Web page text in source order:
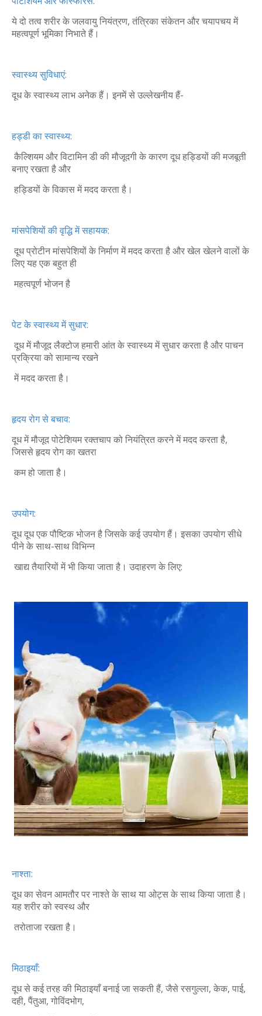
ये दो तत्व शरीर के जलवायु नियंत्रण, तंत्रिका संकेतन और चयापचय में
महत्वपूर्ण भूमिका निभाते हैं।
स्वास्थ्य सुविधाएं:
दूध के स्वास्थ्य लाभ अनेक हैं। इनमें से उल्लेखनीय हैं-
हड्डी का स्वास्थ्य:
कैल्शियम और विटामिन डी की मौजूदगी के कारण दूध हड्डियों की मजबूती
बनाए रखता है और
हड्डियों के विकास में मदद करता है।
मांसपेशियों की वृद्धि में सहायक:
दूध प्रोटीन मांसपेशियों के निर्माण में मदद करता है और खेल खेलने वालों के
लिए यह एक बहुत ही
महत्वपूर्ण भोजन है
पेट के स्वास्थ्य में सुधार:
दूध में मौजूद लैक्टोज हमारी आंत के स्वास्थ्य में सुधार करता है और पाचन
प्रक्रिया को सामान्य रखने
में मदद करता है।
हृदय रोग से बचाव:
दूध में मौजूद पोटेशियम रक्तचाप को नियंत्रित करने में मदद करता है,
जिससे हृदय रोग का खतरा
कम हो जाता है।
उपयोग:
दूध दूध एक पौष्टिक भोजन है जिसके कई उपयोग हैं। इसका उपयोग सीधे
पीने के साथ-साथ विभिन्न
खाद्य तैयारियों में भी किया जाता है। उदाहरण के लिए:
नाश्ता:
दूध का सेवन आमतौर पर नाश्ते के साथ या ओट्स के साथ किया जाता है।
यह शरीर को स्वस्थ और
तरोताजा रखता है।
मिठाइयाँ:
दूध से कई तरह की मिठाइयाँ बनाई जा सकती हैं, जैसे रसगुल्ला, केक, पाई,
दही, पैंतुआ, गोविंदभोग,